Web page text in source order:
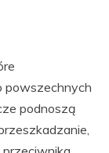
powszechnych
podnoszą